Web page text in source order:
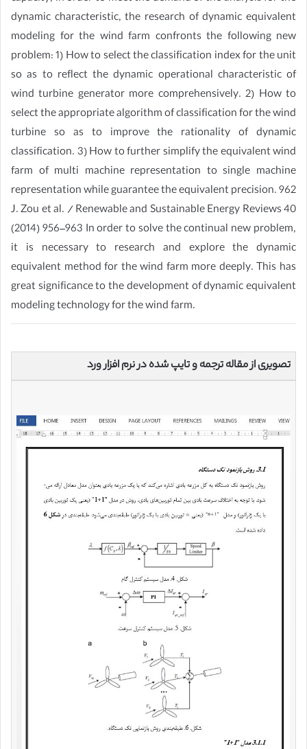
dynamic characteristic, the research of dynamic equivalent
modeling for the wind farm confronts the following new
problem: 1) How to select the classification index for the unit
so as to reflect the dynamic operational characteristic of
wind turbine generator more comprehensively. 2) How to
select the appropriate algorithm of classification for the wind
turbine so as to improve the rationality of dynamic
classification. 3) How to further simplify the equivalent wind
farm of multi machine representation to single machine
representation while guarantee the equivalent precision. 962
J. Zou et al. / Renewable and Sustainable Energy Reviews 40
(2014) 956–963 In order to solve the continual new problem,
it is necessary to research and explore the dynamic
equivalent method for the wind farm more deeply. This has
great significance to the development of dynamic equivalent
modeling technology for the wind farm.
تصویری از مقاله ترجمه و تایپ شده در نرم افزار ورد